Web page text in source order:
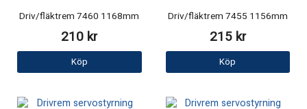
Driv/fläktrem 7460 1168mm
210 kr
Köp
Driv/fläktrem 7455 1156mm
215 kr
Köp